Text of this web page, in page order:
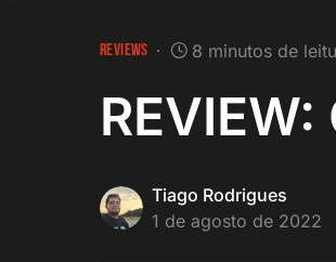
REVIEWS 8 minutos de
Tiago Rodrigues
1 de agosto de 2022